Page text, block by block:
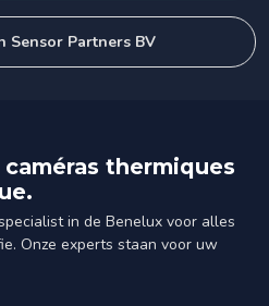
Sensor Partners BV
thermiques
in de Benelux voor alles
Onze experts staan voor uw